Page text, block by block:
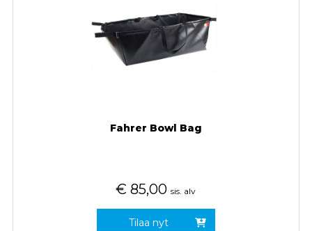
Fahrer Bowl Bag
€ 85,00 sis. alv
Tilaa nyt